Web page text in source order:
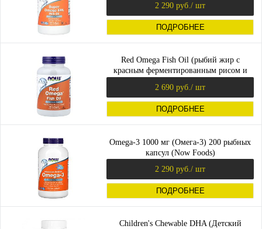
2 290 руб. / шт
ПОДРОБНЕЕ
Red Omega Fish Oil (рыбий жир с
красным ферментированным рисом и
2 690 руб. / шт
ПОДРОБНЕЕ
Omega-3 1000 мг (Омега-3) 200 рыбных
капсул (Now Foods)
2 290 руб. / шт
ПОДРОБНЕЕ
Children's Chewable DHA (Детский